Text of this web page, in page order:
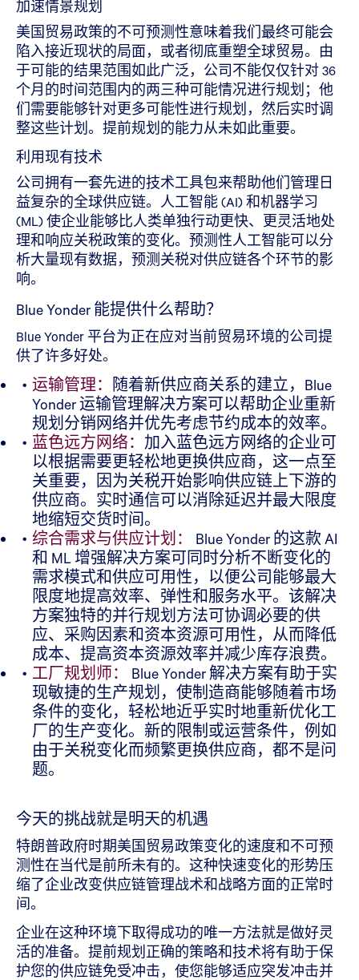
加速情景规划
美国贸易政策的不可预测性意味着我们最终可能会
陷入接近现状的局面，或者彻底重塑全球贸易。由
于可能的结果范围如此广泛，公司不能仅仅针对 36
个月的时间范围内的两三种可能情况进行规划；他
们需要能够针对更多可能性进行规划，然后实时调
整这些计划。提前规划的能力从未如此重要。
利用现有技术
公司拥有一套先进的技术工具包来帮助他们管理日
益复杂的全球供应链。人工智能 (AI) 和机器学习
(ML) 使企业能够比人类单独行动更快、更灵活地处
理和响应关税政策的变化。预测性人工智能可以分
析大量现有数据，预测关税对供应链各个环节的影
响。
Blue Yonder 能提供什么帮助？
Blue Yonder 平台为正在应对当前贸易环境的公司提
供了许多好处。
运输管理：
随着新供应商关系的建立，Blue
Yonder 运输管理解决方案可以帮助企业重新
规划分销网络并优先考虑节约成本的效率。
蓝色远方网络： 加入蓝色远方网络的企业可
以根据需要更轻松地更换供应商，这一点至
关重要，因为关税开始影响供应链上下游的
供应商。实时通信可以消除延迟并最大限度
地缩短交货时间。
综合需求与供应计划：
Blue Yonder 的这款 AI
和 ML 增强解决方案可同时分析不断变化的
需求模式和供应可用性，以便公司能够最大
限度地提高效率、弹性和服务水平。该解决
方案独特的并行规划方法可协调必要的供
应、采购因素和资本资源可用性，从而降低
成本、提高资本资源效率并减少库存浪费。
工厂规划师：
Blue Yonder 解决方案有助于实
现敏捷的生产规划，使制造商能够随着市场
条件的变化，轻松地近乎实时地重新优化工
厂的生产变化。新的限制或运营条件，例如
由于关税变化而频繁更换供应商，都不是问
题。
今天的挑战就是明天的机遇
特朗普政府时期美国贸易政策变化的速度和不可预
测性在当代是前所未有的。这种快速变化的形势压
缩了企业改变供应链管理战术和战略方面的正常时
间。
企业在这种环境下取得成功的唯一方法就是做好灵
活的准备。提前规划正确的策略和技术将有助于保
护您的供应链免受冲击，使您能够适应突发冲击并